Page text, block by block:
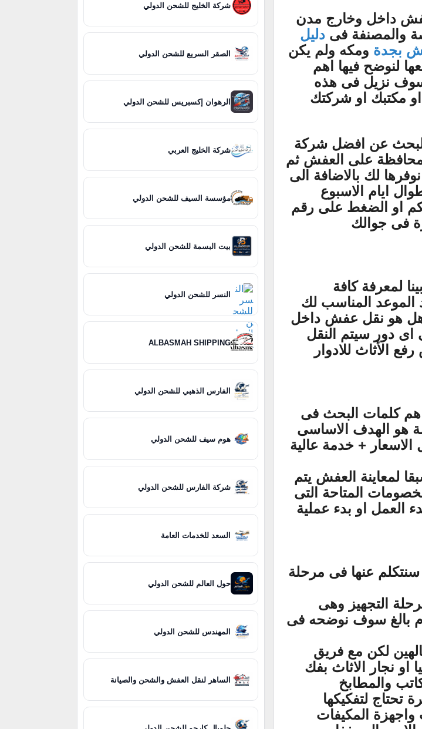
داخل وخارج مدن
والمصنفة فىدليل
بجدة ومكه ولم يكن
لنوضح فيها اهم
وسوف نزيل فى هذه
مكتبك او شركتك
بالبحث عن افضل شركة
على العفش ثم
لك بالاضافة الى
اب المتاحة 24 ساعة طوال ايام الاسبوع
او الضغط على رقم
فى جوالك
لمعرفة كافة
الموعد المناسب لك
وهل هو نقل عفش داخل
دور سيتم النقل
الأثاث للادوار
كلمات البحث فى
هو الهدف الاساسى
الاسعار + خدمة عالية
لمعاينة العفش يتم
المتاحة التى
العمل او بدء عملية
عنها فى مرحلة
التجهيز وهى
بالغ سوف نوضحه فى
لكن مع فريق
او نجار الاثاث بفك
والمطابخ
تحتاج لتفكيكها
واجهزة المكيفات
شركة الخليج للشحن الدولي
الصقر السريع للشحن الدولي
الرهوان إكسبريس للشحن الدولي
شركة الخليج العربي
مؤسسة السيف للشحن الدولي
بيت البسمة للشحن الدولي
النسر للشحن الدولي
ALBASMAH SHIPPING
الفارس الذهبي للشحن الدولي
هوم سيف للشحن الدولي
شركة الفارس للشحن الدولي
السعد للخدمات العامة
حول العالم للشحن الدولي
المهندس للشحن الدولي
الساهر لنقل العفش والشحن والصيانة